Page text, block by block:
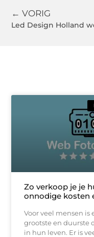
← VORIG
Led Design Holland
Zo verkoop je je
onnodige kosten
Voor veel mensen is
grootste en duurste
in hun leven. Er is